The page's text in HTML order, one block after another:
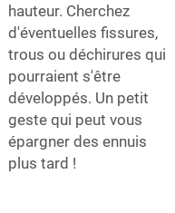
hauteur. Cherchez
d'éventuelles fissures,
trous ou déchirures qui
pourraient s'être
développés. Un petit
geste qui peut vous
épargner des ennuis
plus tard !